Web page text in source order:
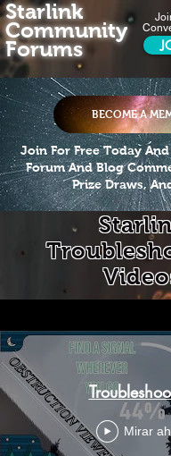
Starlink
Community
Forums
BECOME A
Join For Free Today
Forum And Blog
Prize Draws,
Mirar